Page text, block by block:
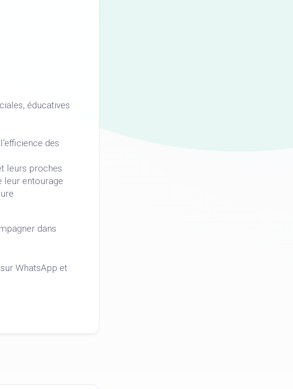
éducatives
des
leurs proches
leur entourage
dans
WhatsApp et